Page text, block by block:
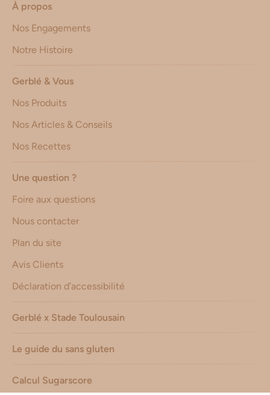
À propos
Nos Engagements
Notre Histoire
Gerblé & Vous
Nos Produits
Nos Articles & Conseils
Nos Recettes
Une question ?
Foire aux questions
Nous contacter
Plan du site
Avis Clients
Déclaration d’accessibilité
Gerblé x Stade Toulousain
Le guide du sans gluten
Calcul Sugarscore